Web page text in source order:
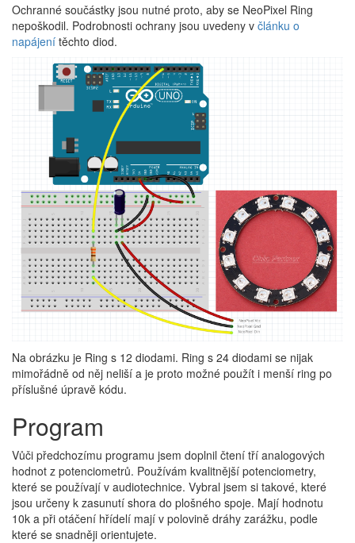
Ochranné součástky jsou nutné proto, aby se NeoPixel Ring
nepoškodil. Podrobnosti ochrany jsou uvedeny v článku o
napájení těchto diod.
Na obrázku je Ring s 12 diodami. Ring s 24 diodami se nijak
mimořádně od něj neliší a je proto možné použít i menší ring po
příslušné úpravě kódu.
Program
Vůči předchozímu programu jsem doplnil čtení tří analogových
hodnot z potenciometrů. Používám kvalitnější potenciometry,
které se používají v audiotechnice. Vybral jsem si takové, které
jsou určeny k zasunutí shora do plošného spoje. Mají hodnotu
10k a při otáčení hřídelí mají v polovině dráhy zarážku, podle
které se snadněji orientujete.